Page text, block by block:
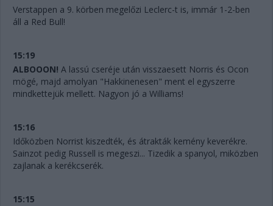
Verstappen a 9. körben megelőzi Leclerc-t is, immár 1-2-ben
áll a Red Bull!
15:19
ALBOOON! A lassú cseréje után visszaesett Norris és Ocon
mögé, majd amolyan "Hakkinenesen" ment el egyszerre
mindkettejük mellett. Nagyon jó a Williams!
15:16
Időközben Norrist kiszedték, és átrakták kemény keverékre.
Sainzot pedig Russell is megeszi... Tizedik a spanyol, miközben
zajlanak a kerékcserék.
15:15